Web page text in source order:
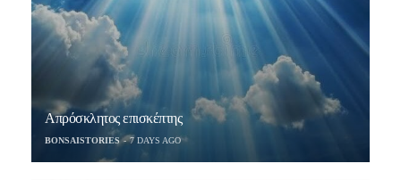
Απρόσκλητος επισκέπτης
BONSAISTORIES 7 DAYS AGO